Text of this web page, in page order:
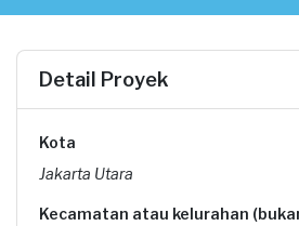
Detail Proyek
Kota
Jakarta Utara
Kecamatan atau kelurahan